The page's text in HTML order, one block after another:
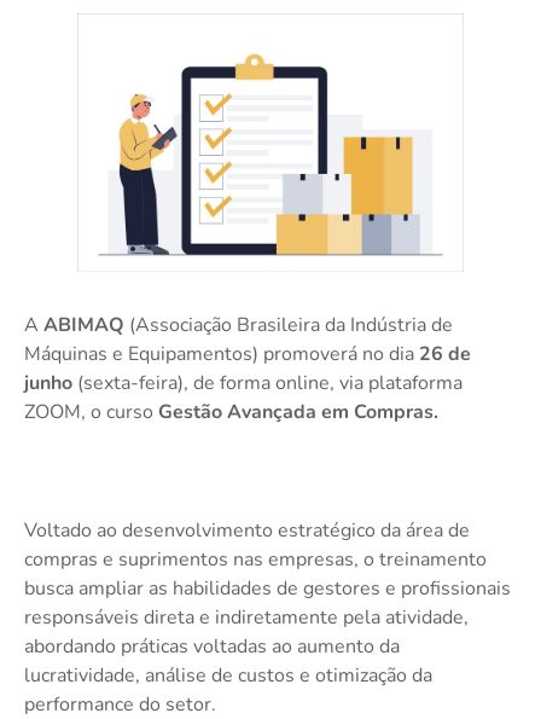
A ABIMAQ (Associação Brasileira da Indústria de
Máquinas e Equipamentos) promoverá no dia 26 de
junho (sexta-feira), de forma online, via plataforma
ZOOM, o curso Gestão Avançada em Compras.
Voltado ao desenvolvimento estratégico da área de
compras e suprimentos nas empresas, o treinamento
busca ampliar as habilidades de gestores e profissionais
responsáveis direta e indiretamente pela atividade,
abordando práticas voltadas ao aumento da
lucratividade, análise de custos e otimização da
performance do setor.